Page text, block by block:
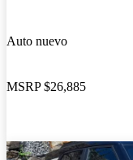
Auto nuevo
MSRP $26,885